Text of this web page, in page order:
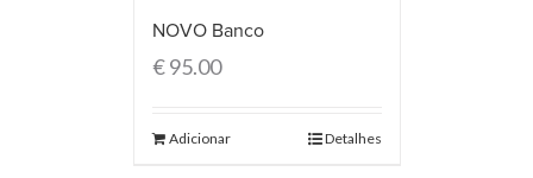
NOVO Banco
€95.00
Adicionar Detalhes